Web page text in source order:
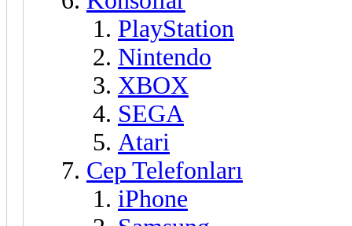
PlayStation
Nintendo
XBOX
SEGA
Atari
Cep Telefonları
iPhone